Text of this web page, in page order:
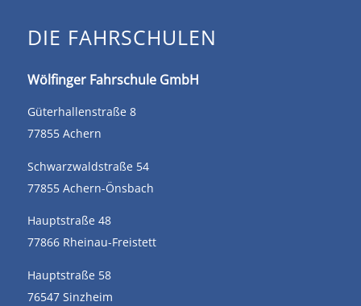
DIE FAHRSCHULEN
Wölfinger Fahrschule GmbH
Güterhallenstraße 8
77855 Achern
Schwarzwaldstraße 54
77855 Achern-Önsbach
Hauptstraße 48
77866 Rheinau-Freistett
Hauptstraße 58
76547 Sinzheim